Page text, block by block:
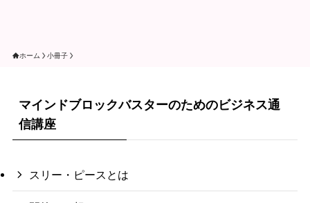
ホーム 小冊子
マインドブロックバスターのためのビジネス通
信講座
スリー・ピースとは